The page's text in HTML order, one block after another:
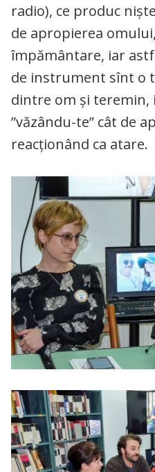
radio), ce produc
de apropierea
împământare, iar
de instrument sînt o
dintre om și
”văzându-te” cât de
reacționând ca atare.